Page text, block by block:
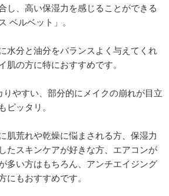
し、高い保湿力を感じることができる
ベルベット」。
水分と油分をバランスよく与えてくれ
肌の方に特におすすめです。
りやすい、部分的にメイクの崩れが目立
ピッタリ。
肌荒れや乾燥に悩まされる方、保湿力
たスキンケアが好きな方、エアコンが
多い方はもちろん、アンチエイジング
にもおすすめです。